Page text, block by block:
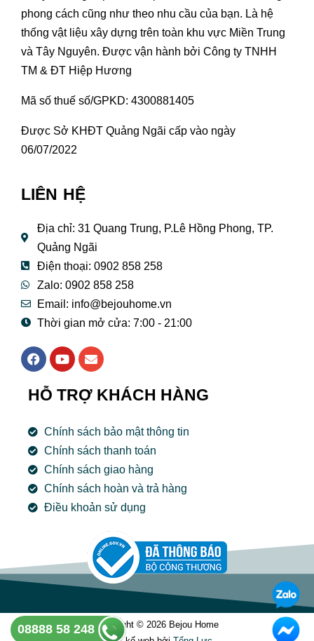
phong cách cũng như theo nhu cầu của bạn. Là hệ
thống vật liệu xây dựng trên toàn khu vực Miền Trung
và Tây Nguyên. Được vận hành bởi Công ty TNHH
TM & ĐT Hiệp Hương
Mã số thuế số/GPKD: 4300881405
Được Sở KHĐT Quảng Ngãi cấp vào ngày
06/07/2022
LIÊN HỆ
Địa chỉ: 31 Quang Trung, P.Lê Hồng Phong, TP.
Quảng Ngãi
Điện thoại: 0902 858 258
Zalo: 0902 858 258
Email: info@bejouhome.vn
Thời gian mở cửa: 7:00 - 21:00
F
a
e
b
o
k
Y
o
t
u
e
E
n
e
l
p
e
HỖ TRỢ KHÁCH HÀNG
Chính sách bảo mật thông tin
Chính sách thanh toán
Chính sách giao hàng
Chính sách hoàn và trả hàng
Điều khoản sử dụng
Copyright © 2026 Bejou Home
08888 58 248